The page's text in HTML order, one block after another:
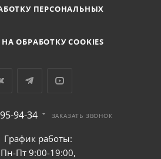
ПЕРСОНАЛЬНЫХ
ОБРАБОТКУ COOKIES
94-34 ЗАКАЗАТЬ ЗВОНОК
График работы:
Пн-Пт 9:00-19:00,